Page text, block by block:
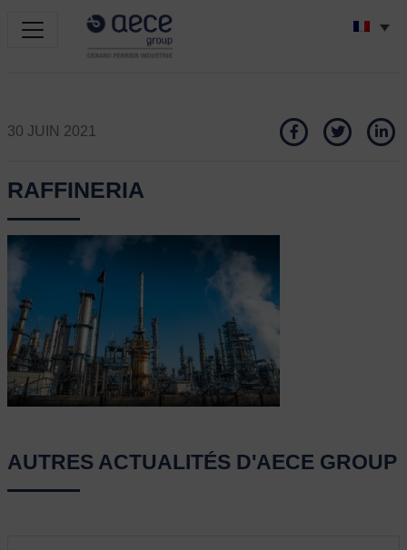
30 JUIN 2021
RAFFINERIA
AUTRES ACTUALITÉS D'AECE GROUP